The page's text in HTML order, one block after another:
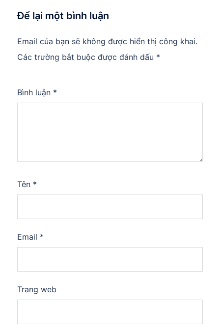
Để lại một bình luận
Email của bạn sẽ không được hiển thị công khai.
Các trường bắt buộc được đánh dấu *
Bình luận *
Tên *
Email *
Trang web